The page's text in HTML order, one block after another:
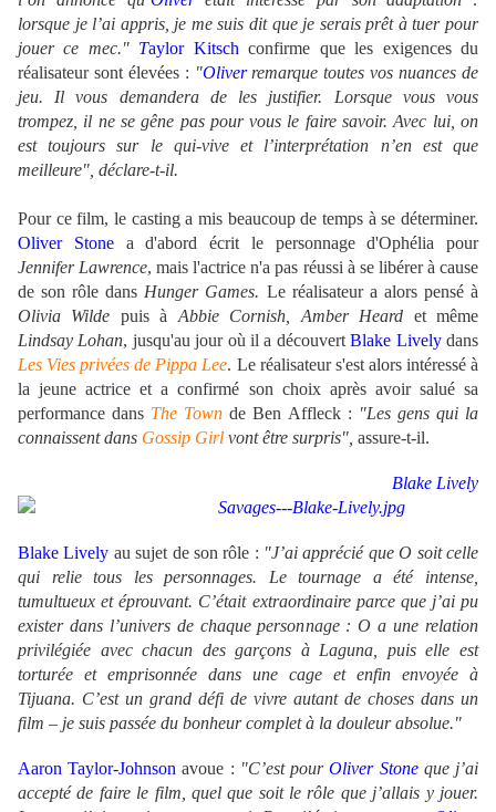
lorsque je l’ai appris, je me suis dit que je serais prêt à tuer pour
jouer ce mec." Taylor Kitsch confirme que les exigences du
réalisateur sont élevées : "Oliverremarque toutes vos nuances de
jeu. Il vous demandera de les justifier. Lorsque vous vous
trompez, il ne se gêne pas pour vous le faire savoir. Avec lui, on
est toujours sur le qui-vive et l’interprétation n’en est que
meilleure", déclare-t-il.
Pour ce film, le casting a mis beaucoup de temps à se déterminer.
Oliver Stonea d'abord écrit le personnage d'Ophélia pour
Jennifer Lawrence, mais l'actrice n'a pas réussi à se libérer à cause
de son rôle dans Hunger Games. Le réalisateur a alors pensé à
Olivia Wilde puis à Abbie Cornish, Amber Heard et même
Lindsay Lohan, jusqu'au jour où il a découvertBlake Livelydans
Les Vies privées de Pippa Lee. Le réalisateur s'est alors intéressé à
la jeune actrice et a confirmé son choix après avoir salué sa
performance dans The Town de Ben Affleck : "Les gens qui la
connaissent dans Gossip Girl vont être surpris", assure-t-il.
Blake Lively
Blake Lively au sujet de son rôle : "J’ai apprécié que O soit celle
qui relie tous les personnages. Le tournage a été intense,
tumultueux et éprouvant. C’était extraordinaire parce que j’ai pu
exister dans l’univers de chaque personnage : O a une relation
privilégiée avec chacun des garçons à Laguna, puis elle est
torturée et emprisonnée dans une cage et enfin envoyée à
Tijuana. C’est un grand défi de vivre autant de choses dans un
film – je suis passée du bonheur complet à la douleur absolue."
Aaron Taylor-Johnson avoue : "C’est pourOliver Stoneque j’ai
accepté de faire le film, quel que soit le rôle que j’allais y jouer.